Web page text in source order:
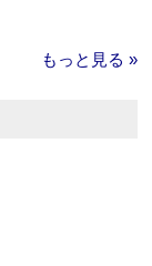
もっと見る »